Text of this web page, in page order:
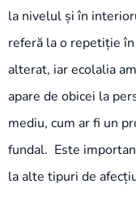
la nivelul și în
referă la o repetiție
alterat, iar ecolalia
apare de obicei la
mediu, cum ar fi un
fundal. Este
la alte tipuri de